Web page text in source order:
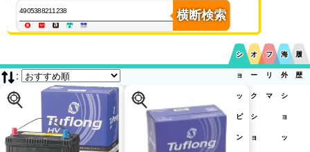
横断検索
シ
ョ
ッ
ピ
ン
オ
ー
ク
シ
ョ
フ
リ
マ
海
外
シ
ョ
ッ
履
歴
: